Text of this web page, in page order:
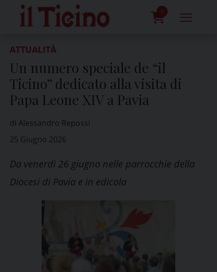
content
0
ATTUALITÀ
Un numero speciale de “il
Ticino” dedicato alla visita di
Papa Leone XIV a Pavia
di Alessandro Repossi
25 Giugno 2026
Da venerdì 26 giugno nelle parrocchie della
Diocesi di Pavia e in edicola